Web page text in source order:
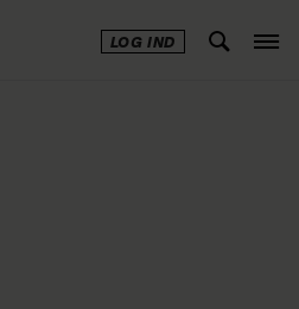
LOG IND